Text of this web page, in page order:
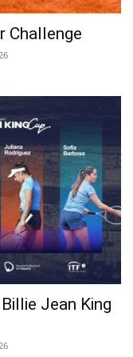
Challenge
Jean King